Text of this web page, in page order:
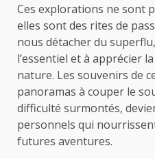
Ces explorations ne sont
elles sont des rites de
nous détacher du
l’essentiel et à apprécier
nature. Les souvenirs de
panoramas à couper le
difficulté surmontés,
personnels qui
futures aventures.